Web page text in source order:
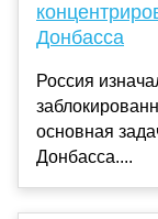
Донбасса
Россия
основная
Донбасса....